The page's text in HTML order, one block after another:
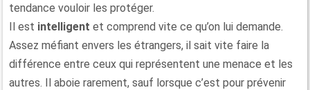
tendance vouloir les protéger.
Il est intelligent et comprend vite ce qu’on lui demande.
Assez méfiant envers les étrangers, il sait vite faire la
différence entre ceux qui représentent une menace et les
autres. Il aboie rarement, sauf lorsque c’est pour prévenir